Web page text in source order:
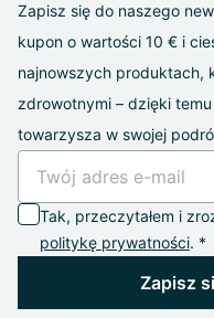
Zapisz się do naszego
kupon o wartości 10 € i
najnowszych produktach,
zdrowotnymi – dzięki
towarzysza w swojej
Tak, przeczytałem i
politykę prywatności. *
Zapisz